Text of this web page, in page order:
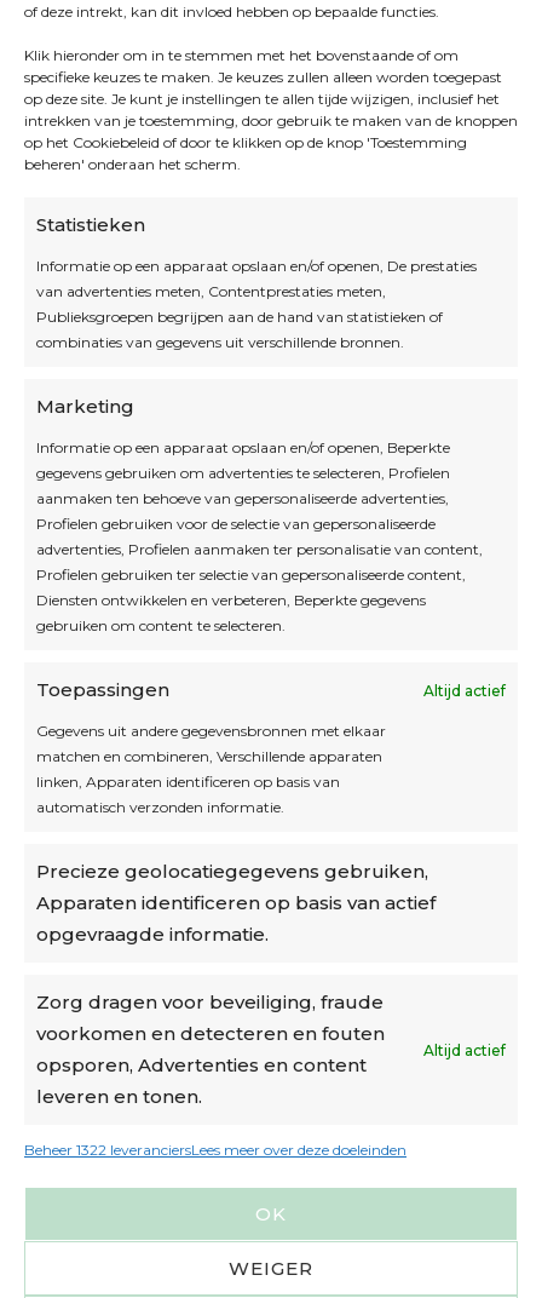
of deze intrekt, kan dit invloed hebben op bepaalde functies.
Klik hieronder om in te stemmen met het bovenstaande of om
specifieke keuzes te maken. Je keuzes zullen alleen worden toegepast
op deze site. Je kunt je instellingen te allen tijde wijzigen, inclusief het
intrekken van je toestemming, door gebruik te maken van de knoppen
op het Cookiebeleid of door te klikken op de knop 'Toestemming
beheren' onderaan het scherm.
Statistieken
Informatie op een apparaat opslaan en/of openen, De prestaties
van advertenties meten, Contentprestaties meten,
Publieksgroepen begrijpen aan de hand van statistieken of
combinaties van gegevens uit verschillende bronnen.
Marketing
Informatie op een apparaat opslaan en/of openen, Beperkte
gegevens gebruiken om advertenties te selecteren, Profielen
aanmaken ten behoeve van gepersonaliseerde advertenties,
Profielen gebruiken voor de selectie van gepersonaliseerde
advertenties, Profielen aanmaken ter personalisatie van content,
Profielen gebruiken ter selectie van gepersonaliseerde content,
Diensten ontwikkelen en verbeteren, Beperkte gegevens
gebruiken om content te selecteren.
Toepassingen Altijd actief
Gegevens uit andere gegevensbronnen met elkaar
matchen en combineren, Verschillende apparaten
linken, Apparaten identificeren op basis van
automatisch verzonden informatie.
Precieze geolocatiegegevens gebruiken,
Apparaten identificeren op basis van actief
opgevraagde informatie.
Zorg dragen voor beveiliging, fraude
voorkomen en detecteren en fouten
opsporen, Advertenties en content
leveren en tonen.
Altijd actief
Beheer 1322 leveranciersLees meer over deze doeleinden
OK
WEIGER
Openingsuren
Blijf op de hoogte
Interesse in leuke kadotips of toffe acties?
Laat dan hier je mailadres achter.
Algemene voorwaarden
Cookiebeleid
Accountinstellingen
Verzending
€6,50-€7,50 via Bpost